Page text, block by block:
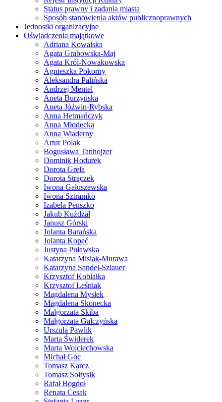
Status prawny i zadania miasta
Sposób stanowienia aktów publicznoprawnych
Jednostki organizacyjne
Oświadczenia majątkowe
Adriana Kowalska
Agata Grabowska-Maj
Agata Król-Nowakowska
Agnieszka Pokorny
Aleksandra Palińska
Andrzej Mentel
Aneta Burzyńska
Aneta Jóźwin-Rybska
Anna Hetmańczyk
Anna Młodecka
Anna Wiaderny
Artur Polak
Bogusława Tanhojzer
Dominik Hodurek
Dorota Grela
Dorota Strączek
Iwona Gałuszewska
Iwona Sztramko
Izabela Penszko
Jakub Kużdżał
Janusz Górski
Jolanta Barańska
Jolanta Kopeć
Justyna Puławska
Katarzyna Misiak-Murawa
Katarzyna Sandel-Szlauer
Krzysztof Kobiałka
Krzysztof Leśniak
Magdalena Mysłek
Magdalena Skonecka
Małgorzata Skiba
Małgorzata Gałczyńska
Urszula Pawlik
Marta Świderek
Marta Wojciechowska
Michał Goc
Tomasz Karcz
Tomasz Sołtysik
Rafał Bogdoł
Renata Cesak